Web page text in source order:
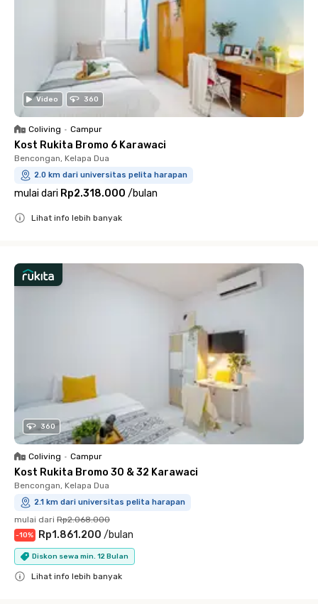
Video 360
Coliving • Campur
Kost Rukita Bromo 6 Karawaci
Bencongan, Kelapa Dua
2.0 km dari universitas pelita harapan
mulai dari Rp2.318.000 /bulan
Lihat info lebih banyak
360
Coliving • Campur
Kost Rukita Bromo 30 & 32 Karawaci
Bencongan, Kelapa Dua
2.1 km dari universitas pelita harapan
mulai dari Rp2.068.000
-10% Rp1.861.200 /bulan
Diskon sewa min. 12 Bulan
Lihat info lebih banyak